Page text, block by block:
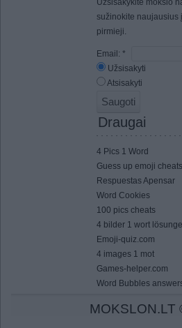
Užsisakykite mokslo
sužinokite naujausius
pirmieji.
Email: *
Užsisakyti
Atsisakyti
Draugai
4 Pics 1 Word
Guess up emoji cheats
Respuestas Apensar
Word Cookies
100 pics cheats
4 bilder 1 wort
Emoji-quiz.com
4 images 1 mot
Games-helper.com
Word Bubbles
MOKSLON.LT